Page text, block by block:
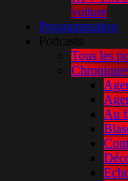
voiture
Programmation
Podcasts
Tous les
Au